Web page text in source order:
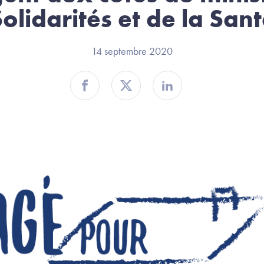
et de la
14 septembre 2020
Partager sur Facebook
Partager sur TwitterPartager sur Linkedin